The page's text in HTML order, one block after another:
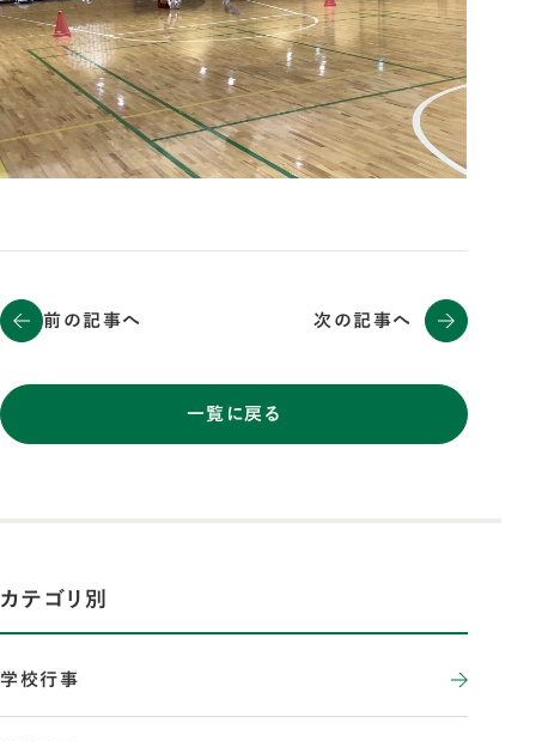
前の記事へ
一覧に戻る
次の記事へ
カテゴリ別
学校行事